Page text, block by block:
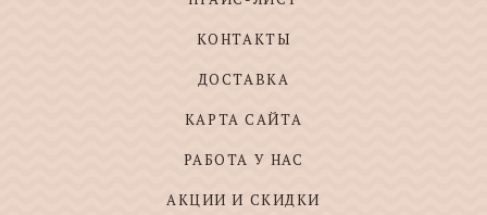
КОНТАКТЫ
ДОСТАВКА
КАРТА САЙТА
РАБОТА У НАС
АКЦИИ И СКИДКИ